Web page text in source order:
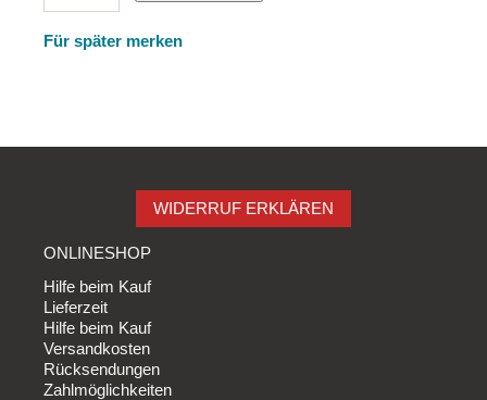
Für später merken
WIDERRUF ERKLÄREN
ONLINESHOP
Hilfe beim Kauf
Lieferzeit
Hilfe beim Kauf
Versandkosten
Rücksendungen
Zahlmöglichkeiten